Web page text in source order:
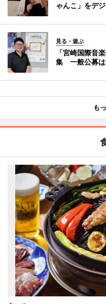
ゃんこ」をデ
見る・遊ぶ
「宮崎国際音
集 一般公募
も